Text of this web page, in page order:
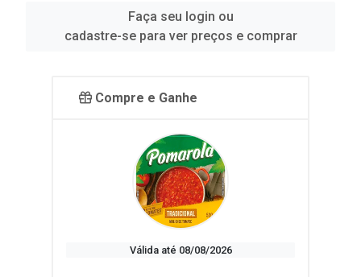
Faça seu login ou
cadastre-se para ver preços e comprar
Compre e Ganhe
Válida até 08/08/2026